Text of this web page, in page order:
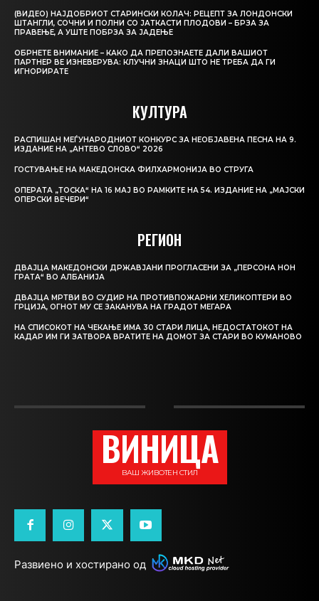
(ВИДЕО) НАЈДОБРИОТ СТАРИНСКИ КОЛАЧ: РЕЦЕПТ ЗА ЛОНДОНСКИ
ШТАНГЛИ, СОЧНИ И ПОЛНИ СО ЈАТКАСТИ ПЛОДОВИ – БРЗА ЗА
ПРАВЕЊЕ, А УШТЕ ПОБРЗА ЗА ЈАДЕЊЕ
ОБРНЕТЕ ВНИМАНИЕ – КАКО ДА ПРЕПОЗНАЕТЕ ДАЛИ ВАШИОТ
ПАРТНЕР ВЕ ИЗНЕВЕРУВА: КЛУЧНИ ЗНАЦИ ШТО НЕ ТРЕБА ДА ГИ
ИГНОРИРАТЕ
КУЛТУРА
РАСПИШАН МЕЃУНАРОДНИОТ КОНКУРС ЗА НЕОБЈАВЕНА ПЕСНА НА 9.
ИЗДАНИЕ НА „АНТЕВО СЛОВО“ 2026
ГОСТУВАЊЕ НА МАКЕДОНСКА ФИЛХАРМОНИЈА ВО СТРУГА
ОПЕРАТА „ТОСКА“ НА 16 МАЈ ВО РАМКИТЕ НА 54. ИЗДАНИЕ НА „МАЈСКИ
ОПЕРСКИ ВЕЧЕРИ“
РЕГИОН
ДВАЈЦА МАКЕДОНСКИ ДРЖАВЈАНИ ПРОГЛАСЕНИ ЗА „ПЕРСОНА НОН
ГРАТА“ ВО АЛБАНИЈА
ДВАЈЦА МРТВИ ВО СУДИР НА ПРОТИВПОЖАРНИ ХЕЛИКОПТЕРИ ВО
ГРЦИЈА, ОГНОТ МУ СЕ ЗАКАНУВА НА ГРАДОТ МЕГАРА
НА СПИСОКОТ НА ЧЕКАЊЕ ИМА 30 СТАРИ ЛИЦА, НЕДОСТАТОКОТ НА
КАДАР ИМ ГИ ЗАТВОРА ВРАТИТЕ НА ДОМОТ ЗА СТАРИ ВО КУМАНОВО
ВИНИЦА
ВАШ ЖИВОТЕН СТИЛ
Развиено и хостирано од